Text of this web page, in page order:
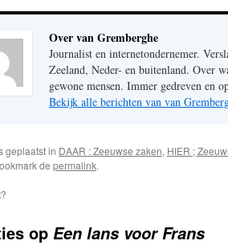
Over van Gremberghe
Journalist en internetondernemer.
Zeeland, Neder- en buitenland. Over
gewone mensen. Immer gedreven en
Bekijk alle berichten van van
geplaatst in DAAR : Zeeuwse zaken, HIER ;
de permalink.
op Een lans voor Frans